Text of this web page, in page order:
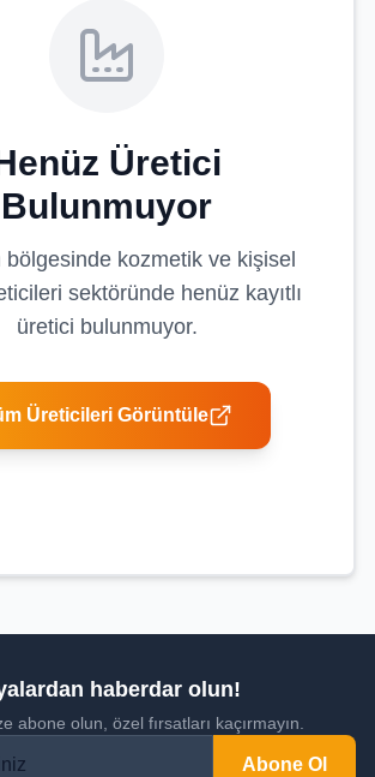
Üretici
Bulunmuyor
bölgesinde kozmetik ve kişisel
sektöründe henüz kayıtlı
üretici bulunmuyor.
Üreticileri Görüntüle
haberdar olun!
abone olun, özel fırsatları kaçırmayın.
Abone Ol